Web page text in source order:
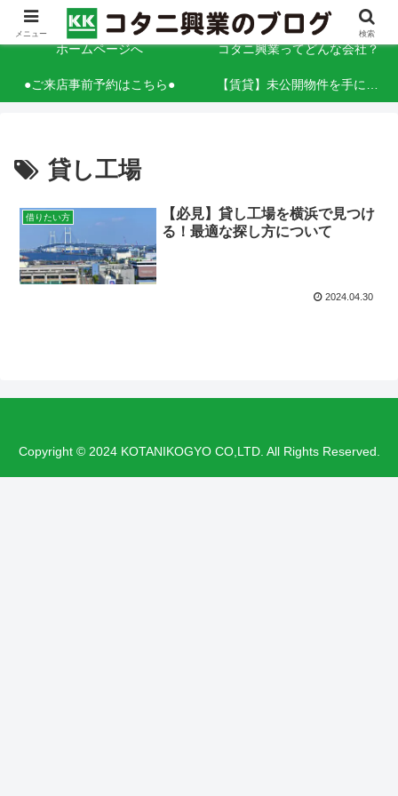
「情熱」と「信頼」をこれからも 人と人とを「調和」する
ホームページへ コタニ興業ってどんな会社？
●ご来店事前予約はこちら● 【賃貸】未公開物件を手に入れるコツ（事業用）
貸し工場
借りたい方
【必見】貸し工場を横浜で見つけ
る！最適な探し方について
2024.04.30
Copyright © 2024 KOTANIKOGYO CO,LTD. All Rights Reserved.
メニュー 検索